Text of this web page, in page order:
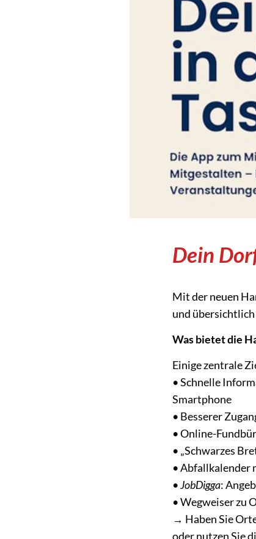
Dein
Mit der neuen
und
Was bietet die
Einige zentrale
• Schnelle
Smartphone
• Besserer
• Online-
• „Schwarzes
• Abfallkalender
•JobDigga:
• Wegweiser zu
→ Haben Sie
oder nutzen Sie